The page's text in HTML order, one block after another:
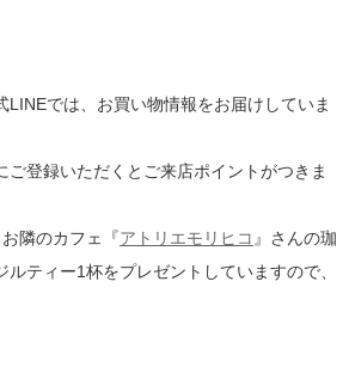
LINEでは、お買い物情報をお届けしていま
ご登録いただくとご来店ポイントがつきま
隣のカフェ『アトリエモリヒコ 』さんの珈
ティー1杯をプレゼントしていますので、